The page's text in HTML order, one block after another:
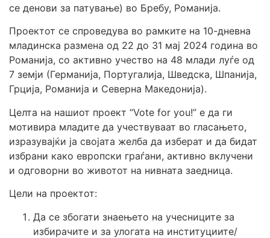
се денови за патување) во Бребу, Романија.
Проектот се спроведува во рамките на 10-дневна
младинска размена од 22 до 31 мај 2024 година во
Романија, со активно учество на 48 млади луѓе од
7 земји (Германија, Португалија, Шведска, Шпанија,
Грција, Романија и Северна Македонија).
Целта на нашиот проект “Vote for you!” е да ги
мотивира младите да учествуваат во гласањето,
изразувајќи ја својата желба да изберат и да бидат
избрани како европски граѓани, активно вклучени
и одговорни во животот на нивната заедница.
Цели на проектот:
Да се збогати знаењето на учесниците за
избирачите и за улогата на институциите/